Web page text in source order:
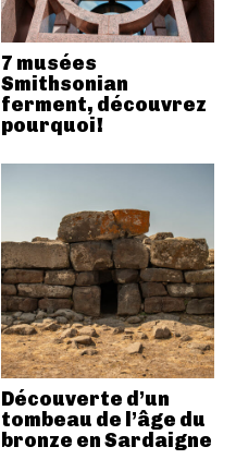
7 musées
Smithsonian
ferment, découvrez
pourquoi!
Découverte d’un
tombeau de l’âge du
bronze en Sardaigne